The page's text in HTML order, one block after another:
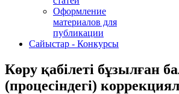
Оформление
материалов для
публикации
Сайыстар - Конкурсы
Көру қабілеті бұзылған
(процесіндегі)